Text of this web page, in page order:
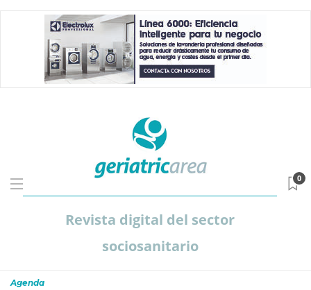
Revista digital del sector
sociosanitario
0
Agenda